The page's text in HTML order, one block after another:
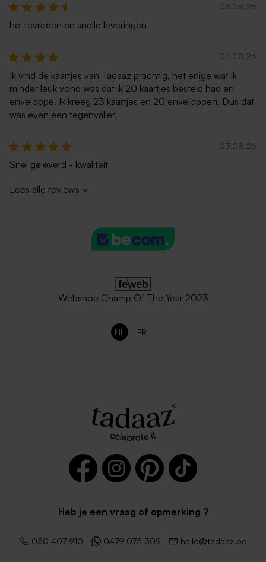
06.08.26
hel tevreden en snelle leveringen
04.08.26
Ik vind de kaartjes van Tadaaz prachtig, het enige wat ik
minder leuk vond was dat ik 20 kaartjes besteld had en
enveloppe. Ik kreeg 23 kaartjes en 20 enveloppen. Dus dat
was even een tegenvaller.
03.08.26
Snel geleverd - kwaliteit
Lees alle reviews >
Webshop Champ Of The Year 2023
NL FR
Heb je een vraag of opmerking ?
050 407 910 0479 075 309 hello@tadaaz.be